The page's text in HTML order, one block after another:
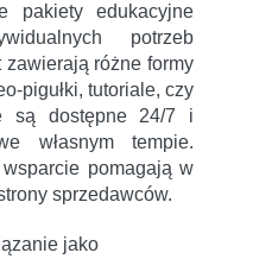
pakiety edukacyjne
potrzeb
zawierają różne formy
pigułki, tutoriale, czy
są dostępne 24/7 i
własnym tempie.
pomagają w
sprzedawców.
jako